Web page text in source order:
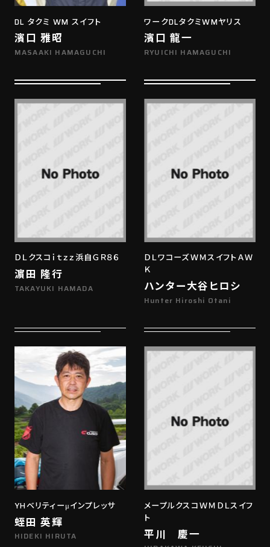
DL タクミ WM スイフト
濱口 雅昭
MASAAKI HAMAGUCHI
ワークDLタクミWMヤリス
濱口 龍一
RYUICHI HAMAGUCHI
ＤＬクスコｉｔｚｚ浜自ＧＲ８６
濵田 隆行
TAKAYUKI HAMADA
ＤＬワコーズＷＭスイフトＡＷ
Ｋ
ハンター大谷ヒロシ
Hunter Hiroshi Otani
YHベリティーμインプレッサ
蛭田 英輝
HIDEKI HIRUTA
メープルクスコＷＭＤＬスイフ
ト
平川 慶一